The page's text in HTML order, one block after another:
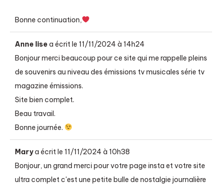
Bonne continuation,
Anne lisea écrit le 11/11/2024 à 14h24
Bonjour merci beaucoup pour ce site qui me rappelle pleins
de souvenirs au niveau des émissions tv musicales série tv
magazine émissions.
Site bien complet.
Beau travail.
Bonne journée.
Marya écrit le 11/11/2024 à 10h38
Bonjour, un grand merci pour votre page insta et votre site
ultra complet c'est une petite bulle de nostalgie journalière